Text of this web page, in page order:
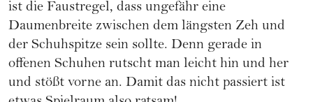
ist die Faustregel, dass ungefähr eine
Daumenbreite zwischen dem längsten Zeh und
der Schuhspitze sein sollte. Denn gerade in
offenen Schuhen rutscht man leicht hin und her
und stößt vorne an. Damit das nicht passiert ist